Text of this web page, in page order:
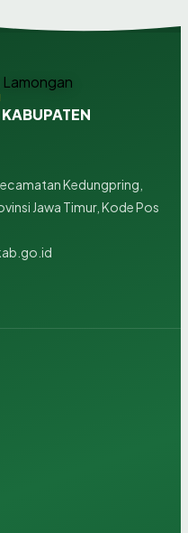
Kedungpring,
Jawa Timur, Kode Pos